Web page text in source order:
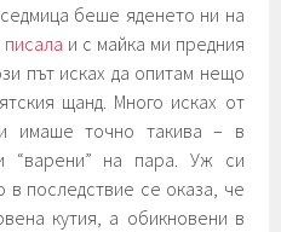
беше яденето ни на
писала и с майка ми предния
път исках да опитам нещо
щанд. Много исках от
имаше точно такива – в
“варени” на пара. Уж си
в последствие се оказа, че
кутия, а обикновени в